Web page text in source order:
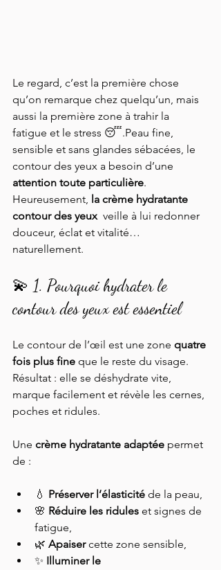
Le regard, c’est la première chose
qu’on remarque chez quelqu’un, mais
aussi la première zone à trahir la
fatigue et le stress 😴.Peau fine,
sensible et sans glandes sébacées, le
contour des yeux a besoin d’une
attention toute particulière.
Heureusement, la crème hydratante
contour des yeux veille à lui redonner
douceur, éclat et vitalité…
naturellement.
💫 1. Pourquoi hydrater le
contour des yeux est essentiel
Le contour de l’œil est une zone quatre
fois plus fine que le reste du visage.
Résultat : elle se déshydrate vite,
marque facilement et révèle les cernes,
poches et ridules.
Une crème hydratante adaptée permet
de :
💧 Préserver l’élasticité de la peau,
🌸 Réduire les ridules et signes de
fatigue,
🌿 Apaiser cette zone sensible,
✨ Illuminer le